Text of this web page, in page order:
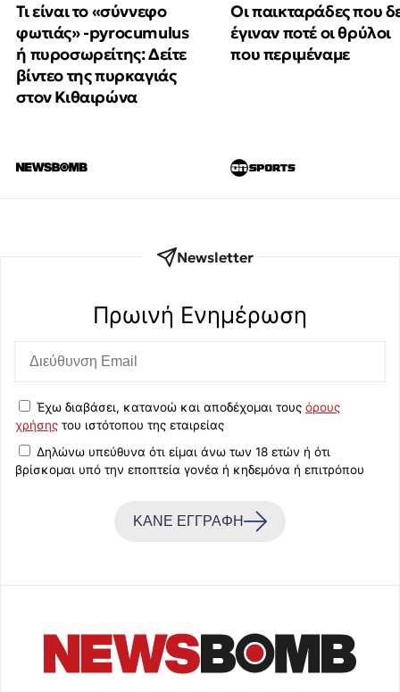
Τι είναι το «σύννεφο
φωτιάς» -pyrocumulus
ή πυροσωρείτης: Δείτε
βίντεο της πυρκαγιάς
στον Κιθαιρώνα
Οι παικταράδες που
έγιναν ποτέ οι θρύλοι
που περιμέναμε
Newsletter
Πρωινή Eνημέρωση
Έχω διαβάσει, κατανοώ και αποδέχομαι τους όρους
χρήσης του ιστότοπου της εταιρείας
Δηλώνω υπεύθυνα ότι είμαι άνω των 18 ετών ή ότι
βρίσκομαι υπό την εποπτεία γονέα ή κηδεμόνα ή επιτρόπου
ΚΑΝΕ ΕΓΓΡΑΦΗ